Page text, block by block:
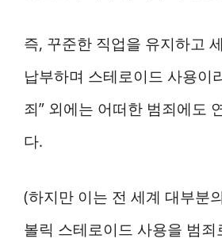
즉, 꾸준한 직업을 유지하고
납부하며 스테로이드 사용이
죄” 외에는 어떠한 범죄에도
다.
(하지만 이는 전 세계 대부분
볼릭 스테로이드 사용을 범죄